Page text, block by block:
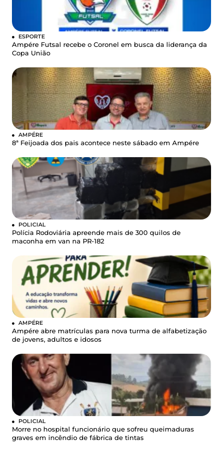
ESPORTE
Ampére Futsal recebe o Coronel em busca da liderança da
Copa União
AMPÉRE
8ª Feijoada dos pais acontece neste sábado em Ampére
POLICIAL
Polícia Rodoviária apreende mais de 300 quilos de
maconha em van na PR-182
AMPÉRE
Ampére abre matrículas para nova turma de alfabetização
de jovens, adultos e idosos
POLICIAL
Morre no hospital funcionário que sofreu queimaduras
graves em incêndio de fábrica de tintas